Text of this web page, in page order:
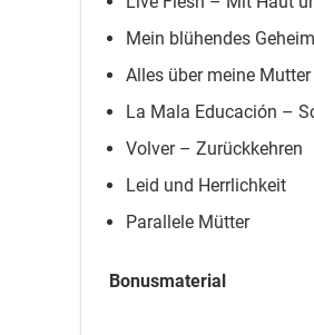
Mein blühendes
Alles über meine Mutter
La Mala Educación –
Volver – Zurückkehren
Leid und Herrlichkeit
Parallele Mütter
Bonusmaterial